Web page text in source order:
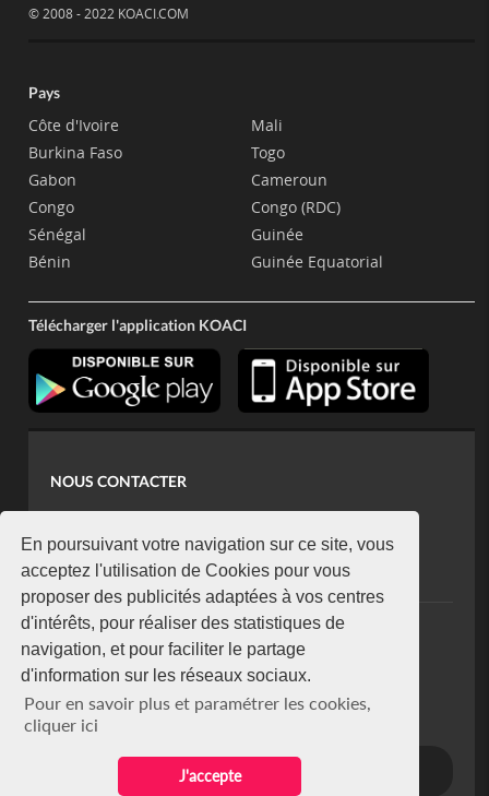
En poursuivant votre navigation sur ce site, vous
acceptez l'utilisation de Cookies pour vous
proposer des publicités adaptées à vos centres
d'intérêts, pour réaliser des statistiques de
navigation, et pour faciliter le partage
d'information sur les réseaux sociaux.
Pour en savoir plus et paramétrer les cookies,
cliquer ici
J'accepte
© 2008 - 2022 KOACI.COM
Pays
Côte d'Ivoire
Burkina Faso
Gabon
Congo
Sénégal
Bénin
Mali
Togo
Cameroun
Congo (RDC)
Guinée
Guinée Equatorial
Télécharger l'application KOACI
NOUS CONTACTER
koaci@yahoo.fr
+225 07 08 85 52 93
NEWSLETTER
Restez connecté via notre newsletter
S'abonner
Se désabonner